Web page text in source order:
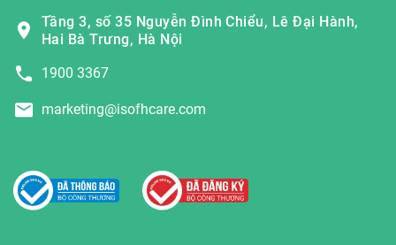
Tầng 3, số 35 Nguyễn Đình Chiểu, Lê Đại Hành,
Hai Bà Trưng, Hà Nội
1900 3367
marketing@isofhcare.com